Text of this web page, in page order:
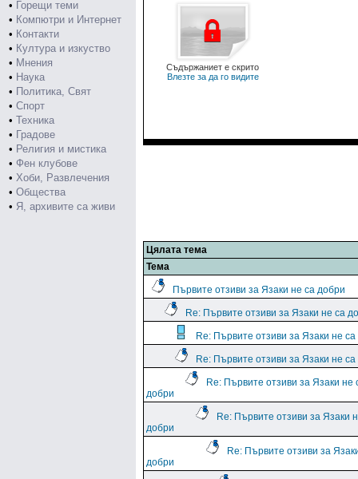
• Горещи теми
• Компютри и Интернет
• Контакти
• Култура и изкуство
• Мнения
• Наука
• Политика, Свят
• Спорт
• Техника
• Градове
• Религия и мистика
• Фен клубове
• Хоби, Развлечения
• Общества
• Я, архивите са живи
Съдържаниет е скрито
Влезте за да го видите
Цялата тема
Тема
Първите отзиви за Язаки не са добри
Re: Първите отзиви за Язаки не са
Re: Първите отзиви за Язаки не
Re: Първите отзиви за Язаки не
Re: Първите отзиви за Язаки не
добри
Re: Първите отзиви за Язаки
добри
Re: Първите отзиви за
добри